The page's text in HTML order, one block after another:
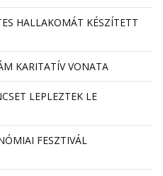
HALLAKOMÁT KÉSZÍTETT
KARITATÍV VONATA
LEPLEZTEK LE
FESZTIVÁL